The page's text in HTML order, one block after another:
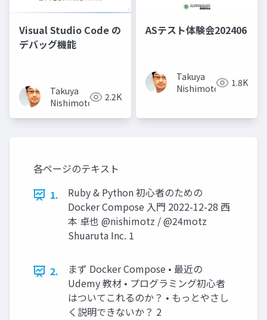
Visual Studio Code の
デバッグ機能
Takuya
Nishimoto
2.2K
ASテスト体験会202406
Takuya
Nishimoto
1.8K
各ページのテキスト
1.
Ruby & Python 初心者のための
Docker Compose 入門 2022-12-28 西
本 卓也 @nishimotz / @24motz
Shuaruta Inc. 1
2.
まず Docker Compose • 最近の
Udemy 教材 • プログラミング初心者
はついてこれるのか？ • もっとやさし
く説明できないか？ 2